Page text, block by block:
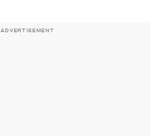
ADVERTISEMENT